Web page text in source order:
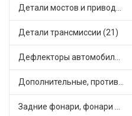
Детали мостов и привода трансмиссии (35)
Детали трансмиссии (21)
Дефлекторы автомобильные (4)
Дополнительные, противотуманные фары (13)
Задние фонари, фонари видимости (8)